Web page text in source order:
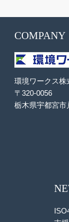
COMPANY
環境ワークス株
〒320-0056
栃木県宇都宮市